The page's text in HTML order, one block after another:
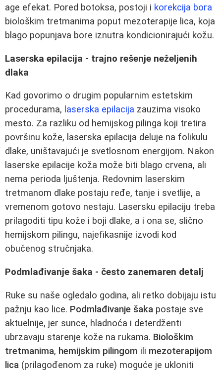
age efekat. Pored botoksa, postoji i korekcija bora
biološkim tretmanima poput mezoterapije lica, koja
blago popunjava bore iznutra kondicionirajući kožu.
Laserska epilacija - trajno rešenje neželjenih
dlaka
Kad govorimo o drugim popularnim estetskim
procedurama, laserska epilacija zauzima visoko
mesto. Za razliku od hemijskog pilinga koji tretira
površinu kože, laserska epilacija deluje na folikulu
dlake, uništavajući je svetlosnom energijom. Nakon
laserske epilacije koža može biti blago crvena, ali
nema perioda ljuštenja. Redovnim laserskim
tretmanom dlake postaju ređe, tanje i svetlije, a
vremenom gotovo nestaju. Lasersku epilaciju treba
prilagoditi tipu kože i boji dlake, a i ona se, slično
hemijskom pilingu, najefikasnije izvodi kod
obučenog stručnjaka.
Podmlađivanje šaka - često zanemaren detalj
Ruke su naše ogledalo godina, ali retko dobijaju istu
pažnju kao lice. Podmlađivanje šaka postaje sve
aktuelnije, jer sunce, hladnoća i deterdženti
ubrzavaju starenje kože na rukama. Biološkim
tretmanima, hemijskim pilingom ili mezoterapijom
lica (prilagođenom za ruke) moguće je ukloniti